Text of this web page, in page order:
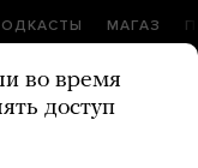
МАГАЗ
во время
доступ